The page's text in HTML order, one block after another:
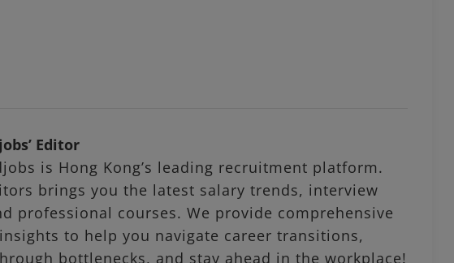
Editor
is Hong Kong’s leading recruitment platform.
brings you the latest salary trends, interview
professional courses. We provide comprehensive
to help you navigate career transitions,
bottlenecks, and stay ahead in the workplace!